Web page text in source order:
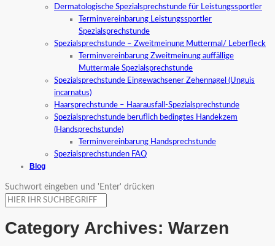
Dermatologische Spezialsprechstunde für Leistungssportler
Terminvereinbarung Leistungssportler
Spezialsprechstunde
Spezialsprechstunde – Zweitmeinung Muttermal/ Leberfleck
Terminvereinbarung Zweitmeinung auffällige
Muttermale Spezialsprechstunde
Spezialsprechstunde Eingewachsener Zehennagel (Unguis
incarnatus)
Haarsprechstunde – Haarausfall-Spezialsprechstunde
Spezialsprechstunde beruflich bedingtes Handekzem
(Handsprechstunde)
Terminvereinbarung Handsprechstunde
Spezialsprechstunden FAQ
Blog
Suchwort eingeben und 'Enter' drücken
Category Archives: Warzen